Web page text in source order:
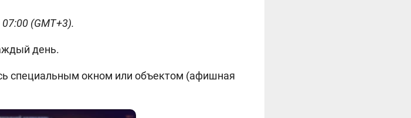
(GMT+3).
день.
специальным окном или объектом (афишная